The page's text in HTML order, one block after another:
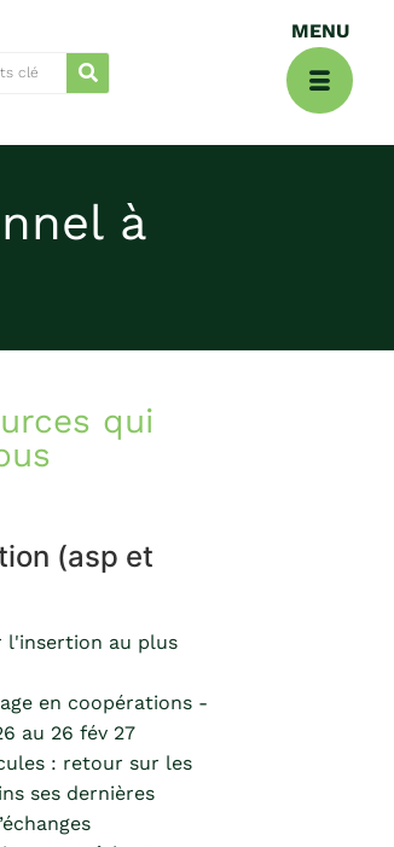
à
qui
(asp et
l'insertion au plus
en coopérations -
au 26 fév 27
: retour sur les
ses dernières